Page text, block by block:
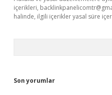
içerikleri,
halinde, ilgili içerikler yasal süre
Son yorumlar